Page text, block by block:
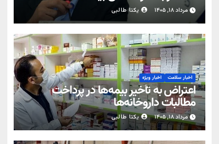
مرداد ۱۸, ۱۴۰۵ یکتا طالبی
اخبار سلامت اخبار ویژه
اعتراض به تأخیر بیمه‌ها در پرداخت
مطالبات داروخانه‌ها
مرداد ۱۸, ۱۴۰۵ یکتا طالبی